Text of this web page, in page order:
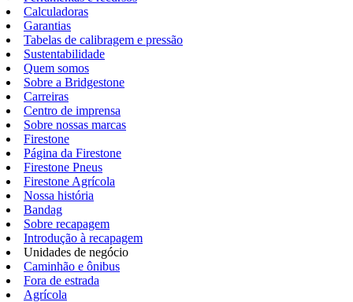
Calculadoras
Garantias
Tabelas de calibragem e pressão
Sustentabilidade
Quem somos
Sobre a Bridgestone
Carreiras
Centro de imprensa
Sobre nossas marcas
Firestone
Página da Firestone
Firestone Pneus
Firestone Agrícola
Nossa história
Bandag
Sobre recapagem
Introdução à recapagem
Unidades de negócio
Caminhão e ônibus
Fora de estrada
Agrícola